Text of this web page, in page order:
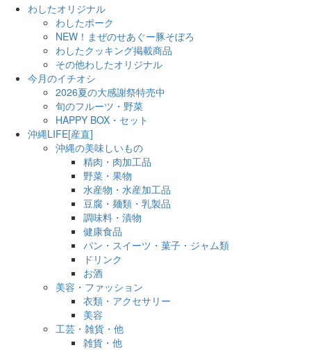
わしたオリジナル
わしたポーク
NEW！まぜのせあぐー豚そぼろ
わしたクッキング掲載商品
その他わしたオリジナル
今月のイチオシ
2026夏の大感謝祭特売中
旬のフルーツ・野菜
HAPPY BOX・セット
沖縄LIFE[産直]
沖縄の美味しいもの
精肉・肉加工品
野菜・果物
水産物・水産加工品
豆腐・麺類・乳製品
調味料・漬物
健康食品
パン・スイーツ・菓子・ジャム類
ドリンク
お酒
美容・ファッション
衣類・アクセサリー
美容
工芸・雑貨・他
雑貨・他